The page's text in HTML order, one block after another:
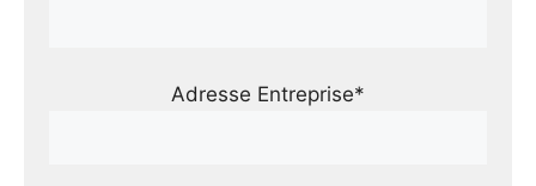
Adresse Entreprise*